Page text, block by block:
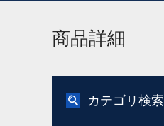
商品詳細
カテゴリ検索